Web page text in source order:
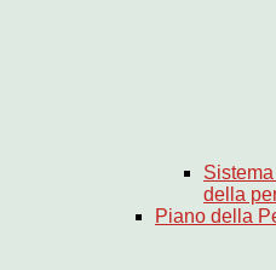
della
Piano della